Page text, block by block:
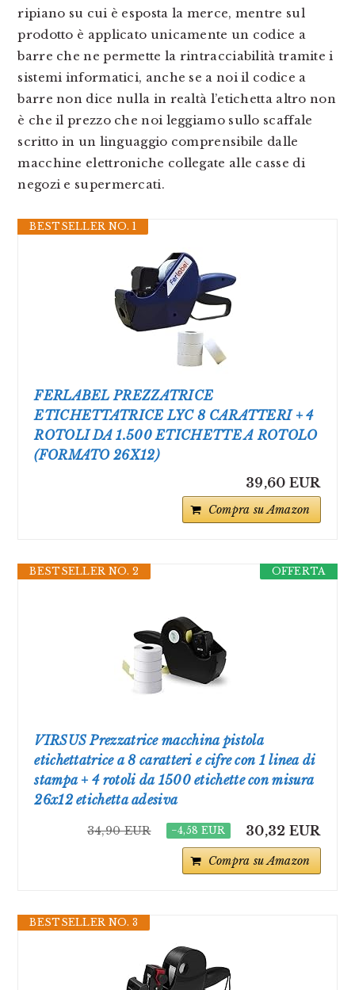
ripiano su cui è esposta la merce, mentre sul
prodotto è applicato unicamente un codice a
barre che ne permette la rintracciabilità tramite i
sistemi informatici, anche se a noi il codice a
barre non dice nulla in realtà l’etichetta altro non
è che il prezzo che noi leggiamo sullo scaffale
scritto in un linguaggio comprensibile dalle
macchine elettroniche collegate alle casse di
negozi e supermercati.
BESTSELLER NO. 1
FERLABEL PREZZATRICE
ETICHETTATRICE LYC 8 CARATTERI + 4
ROTOLI DA 1.500 ETICHETTE A ROTOLO
(FORMATO 26X12)
39,60 EUR
Compra su Amazon
OFFERTA
BESTSELLER NO. 2
VIRSUS Prezzatrice macchina pistola
etichettatrice a 8 caratteri e cifre con 1 linea di
stampa + 4 rotoli da 1500 etichette con misura
26x12 etichetta adesiva
34,90 EUR −4,58 EUR 30,32 EUR
Compra su Amazon
BESTSELLER NO. 3